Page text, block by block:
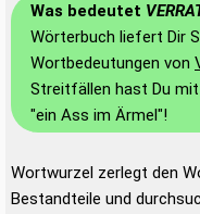
Was bedeutet
Wörterbuch liefert Dir
Wortbedeutungen von
Streitfällen hast Du
"ein Ass im Ärmel"!
Wortwurzel zerlegt den
Bestandteile und